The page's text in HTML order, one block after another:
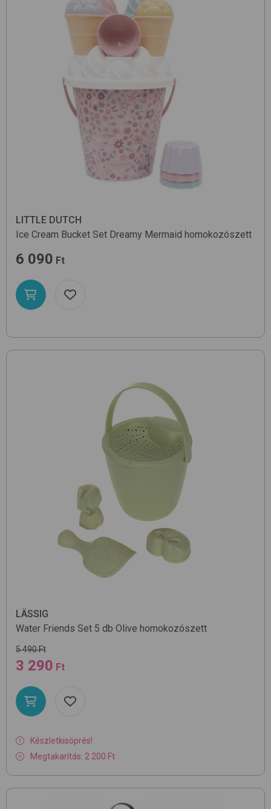
LITTLE DUTCH
Ice Cream Bucket Set Dreamy Mermaid homokozószett
6 090 Ft
LÄSSIG
Water Friends Set 5 db Olive homokozószett
5 490 Ft
3 290 Ft
Készletkisöprés!
Megtakarítás: 2 200 Ft